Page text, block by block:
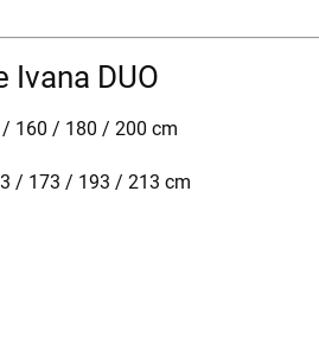
DUO
160 / 180 / 200 cm
/ 173 / 193 / 213 cm